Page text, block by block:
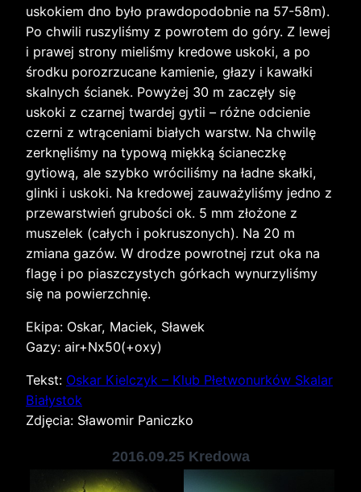
uskokiem dno było prawdopodobnie na 57-58m).
Po chwili ruszyliśmy z powrotem do góry. Z lewej
i prawej strony mieliśmy kredowe uskoki, a po
środku porozrzucane kamienie, głazy i kawałki
skalnych ścianek. Powyżej 30 m zaczęły się
uskoki z czarnej twardej gytii – różne odcienie
czerni z wtrąceniami białych warstw. Na chwilę
zerknęliśmy na typową miękką ścianeczkę
gytiową, ale szybko wróciliśmy na ładne skałki,
glinki i uskoki. Na kredowej zauważyliśmy jedno z
przewarstwień grubości ok. 5 mm złożone z
muszelek (całych i pokruszonych). Na 20 m
zmiana gazów. W drodze powrotnej rzut oka na
flagę i po piaszczystych górkach wynurzyliśmy
się na powierzchnię.
Ekipa: Oskar, Maciek, Sławek
Gazy: air+Nx50(+oxy)
Tekst: Oskar Kielczyk – Klub Płetwonurków Skalar
Białystok
Zdjęcia: Sławomir Paniczko
2016.09.25 Kredowa